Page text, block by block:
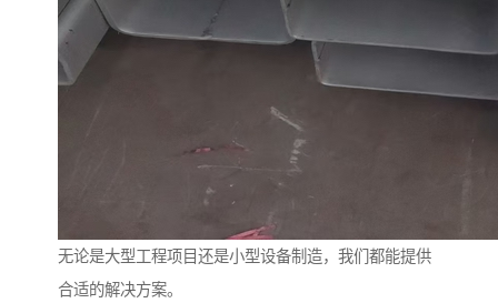
无论是大型工程项目还是小型设备制造，我们都能提供
合适的解决方案。